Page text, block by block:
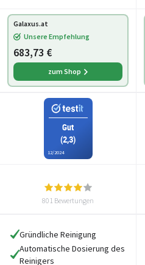
Galaxus.at
Unsere Empfehlung
683,73 €
zum Shop
Gut
(2,3)
12/2024
801 Bewertungen
Gründliche Reinigung
Automatische Dosierung des
Reinigers